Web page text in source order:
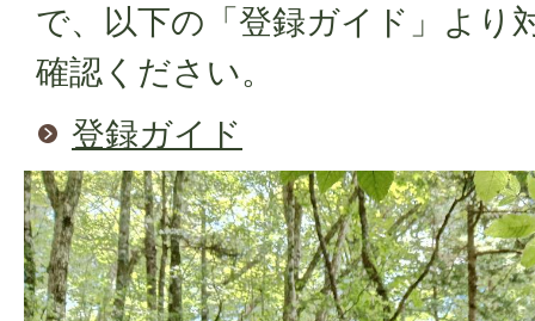
で、以下の「登録ガイド」より
確認ください。
登録ガイド